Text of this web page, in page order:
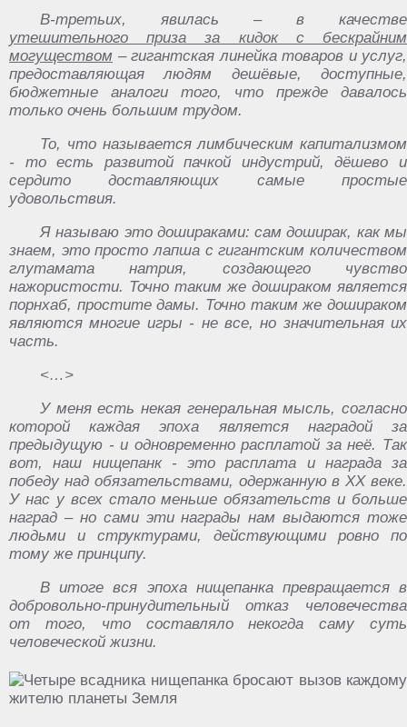
В-третьих,‏ ‎явилась‏ ‎– ‎в‏ ‎качестве
‎утешительного‏ ‎приза ‎за ‎кидок ‎с ‎бескрайним‏
‎могуществом – гигантская‏ ‎линейка‏ ‎товаров ‎и‏ ‎услуг,
‎предоставляющая‏ ‎людям ‎дешёвые,‏ ‎доступные,‏
‎бюджетные ‎аналоги‏ ‎того, ‎что ‎прежде ‎давалось
‎только‏ ‎очень ‎большим‏ ‎трудом.
То,‏ ‎что‏ ‎называется ‎лимбическим ‎капитализмом
‎-‏ ‎то ‎есть‏ ‎развитой ‎пачкой‏ ‎индустрий,‏ ‎дёшево‏ ‎и
‎сердито ‎доставляющих ‎самые ‎простые
‎удовольствия.
Я ‎называю ‎это ‎дошираками:‏ ‎сам‏ ‎доширак, ‎как ‎мы
‎знаем,‏ ‎это ‎просто‏ ‎лапша ‎с‏ ‎гигантским‏ ‎количеством‏
‎глутамата ‎натрия,‏ ‎создающего ‎чувство
‎нажористости. ‎Точно‏ ‎таким ‎же‏ ‎дошираком‏ ‎является‏
‎порнхаб, ‎простите ‎дамы. ‎Точно ‎таким‏ ‎же ‎дошираком
‎являются‏ ‎многие‏ ‎игры ‎-‏ ‎не ‎все, ‎но ‎значительная‏ ‎их
‎часть.
<…>
У‏ ‎меня ‎есть ‎некая‏ ‎генеральная‏ ‎мысль, ‎согласно‏
‎которой ‎каждая ‎эпоха ‎является‏ ‎наградой ‎за
‎предыдущую‏ ‎-‏ ‎и ‎одновременно‏ ‎расплатой ‎за‏ ‎неё. ‎Так
‎вот, ‎наш ‎нищепанк‏ ‎-‏ ‎это‏ ‎расплата ‎и‏ ‎награда ‎за‏
‎победу ‎над‏ ‎обязательствами, одержанную‏ ‎в ‎XX‏ ‎веке.
‎У ‎нас ‎у ‎всех‏ ‎стало ‎меньше‏ ‎обязательств‏ ‎и‏ ‎больше
‎наград ‎– ‎но‏ ‎сами ‎эти‏ ‎награды ‎нам‏ ‎выдаются‏ ‎тоже‏
‎людьми ‎и ‎структурами, ‎действующими ‎ровно ‎по
‎тому ‎же ‎принципу.
В‏ ‎итоге‏ ‎вся ‎эпоха ‎нищепанка ‎превращается‏ ‎в
‎добровольно-принудительный‏ ‎отказ ‎человечества‏
‎от‏ ‎того,‏ ‎что ‎составляло‏ ‎некогда ‎саму ‎суть
‎человеческой‏ ‎жизни.